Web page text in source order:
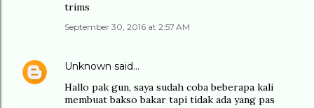
trims
September 30, 2016 at 2:57 AM
Unknown said…
Hallo pak gun, saya sudah coba beberapa kali
membuat bakso bakar tapi tidak ada yang pas